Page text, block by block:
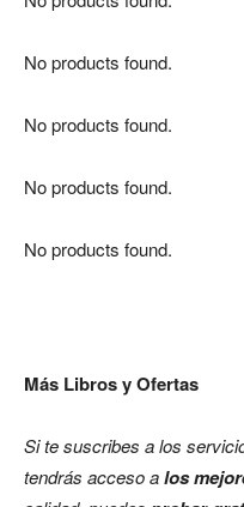
No products found.
No products found.
No products found.
No products found.
Más Libros y Ofertas
Si te suscribes a los
tendrás acceso alos